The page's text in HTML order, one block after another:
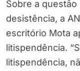
Sobre a
desistência, a
escritório Mota
litispendência.
litispendência,